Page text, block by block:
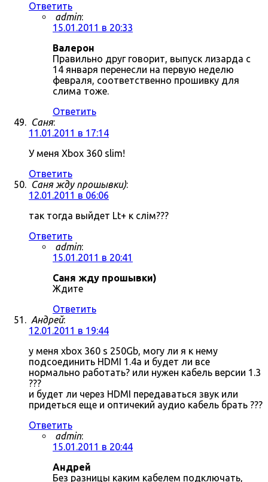
Ответить
admin:
15.01.2011 в 20:33
Валерон
Правильно друг говорит, выпуск лизарда с
14 января перенесли на первую неделю
февраля, соответственно прошивку для
слима тоже.
Ответить
Саня:
11.01.2011 в 17:14
У меня Xbox 360 slim!
Ответить
Саня жду прошывки):
12.01.2011 в 06:06
так тогда выйдет Lt+ к слім???
Ответить
admin:
15.01.2011 в 20:41
Саня жду прошывки)
Ждите
Ответить
Андрей:
12.01.2011 в 19:44
у меня xbox 360 s 250Gb, могу ли я к нему
подсоединить HDMI 1.4a и будет ли все
нормально работать? или нужен кабель версии 1.3
???
и будет ли через HDMI передаваться звук или
придеться еще и оптичекий аудио кабель брать ???
Ответить
admin:
15.01.2011 в 20:44
Андрей
Без разницы каким кабелем подключать,